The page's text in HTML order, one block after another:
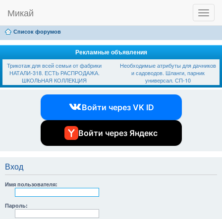
T
o
g
l
n
a
v
i
Микай
Ссылки Вход
Список форумов
Рекламные объявления
Трикотаж для всей семьи от фабрики
НАТАЛИ-318. ЕСТЬ РАСПРОДАЖА.
ШКОЛЬНАЯ КОЛЛЕКЦИЯ
Необходимые атрибуты для дачников
и садоводов. Шланги, парник
универсал. СП-10
Войти через VK ID
Войти через Яндекс
Вход
Имя пользователя:
Пароль: